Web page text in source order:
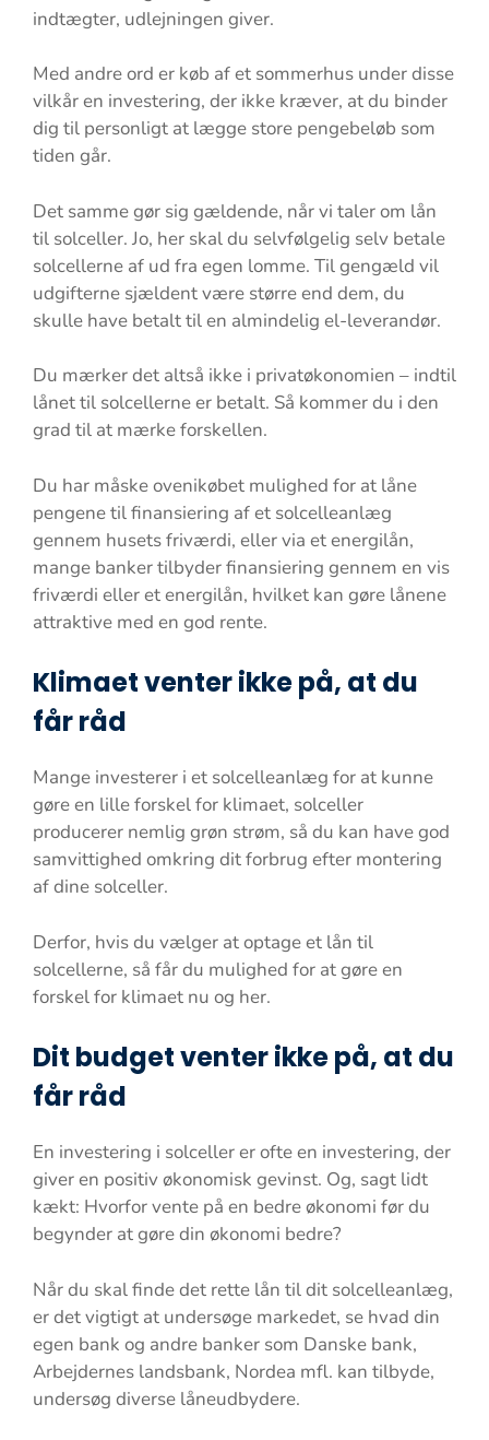
indtægter, udlejningen giver.
Med andre ord er køb af et sommerhus under disse
vilkår en investering, der ikke kræver, at du binder
dig til personligt at lægge store pengebeløb som
tiden går.
Det samme gør sig gældende, når vi taler om lån
til solceller. Jo, her skal du selvfølgelig selv betale
solcellerne af ud fra egen lomme. Til gengæld vil
udgifterne sjældent være større end dem, du
skulle have betalt til en almindelig el-leverandør.
Du mærker det altså ikke i privatøkonomien – indtil
lånet til solcellerne er betalt. Så kommer du i den
grad til at mærke forskellen.
Du har måske ovenikøbet mulighed for at låne
pengene til finansiering af et solcelleanlæg
gennem husets friværdi, eller via et energilån,
mange banker tilbyder finansiering gennem en vis
friværdi eller et energilån, hvilket kan gøre lånene
attraktive med en god rente.
Klimaet venter ikke på, at du
får råd
Mange investerer i et solcelleanlæg for at kunne
gøre en lille forskel for klimaet, solceller
producerer nemlig grøn strøm, så du kan have god
samvittighed omkring dit forbrug efter montering
af dine solceller.
Derfor, hvis du vælger at optage et lån til
solcellerne, så får du mulighed for at gøre en
forskel for klimaet nu og her.
Dit budget venter ikke på, at du
får råd
En investering i solceller er ofte en investering, der
giver en positiv økonomisk gevinst. Og, sagt lidt
kækt: Hvorfor vente på en bedre økonomi før du
begynder at gøre din økonomi bedre?
Når du skal finde det rette lån til dit solcelleanlæg,
er det vigtigt at undersøge markedet, se hvad din
egen bank og andre banker som Danske bank,
Arbejdernes landsbank, Nordea mfl. kan tilbyde,
undersøg diverse låneudbydere.